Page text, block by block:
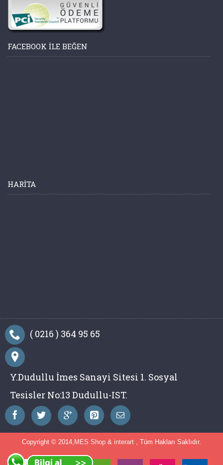
FACEBOOK ILE BEĞEN
HARITA
( 0216 ) 364 95 65
Y.Dudullu İmes Sanayi Sitesi 1. Sosyal
Tesisler No:13 Dudullu-IST.
Copyright © 2014, MES Shop & interart , Tüm Hakları Saklıdır.